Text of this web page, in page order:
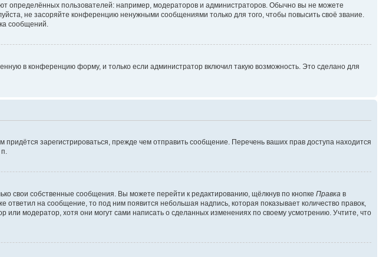
пользователей: например, модераторов и администраторов. Обычно вы не можете
не засоряйте конференцию ненужными сообщениями только для того, чтобы повысить своё звание.
сообщений.
в конференцию форму, и только если администратор включил такую возможность. Это сделано для
зарегистрироваться, прежде чем отправить сообщение. Перечень ваших прав доступа находится
свои собственные сообщения. Вы можете перейти к редактированию, щёлкнув по кнопке Правка в
на сообщение, то под ним появится небольшая надпись, которая показывает количество правок,
модератор, хотя они могут сами написать о сделанных изменениях по своему усмотрению. Учтите, что